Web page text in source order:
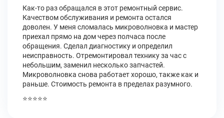
Как-то раз обращался в этот ремонтный сервис.
Качеством обслуживания и ремонта остался
доволен. У меня сломалась микроволновка и мастер
приехал прямо на дом через полчаса после
обращения. Сделал диагностику и определил
неисправность. Отремонтировал технику за час с
небольшим, заменил несколько запчастей.
Микроволновка снова работает хорошо, также как и
раньше. Стоимость ремонта в пределах разумного.
⭐⭐⭐⭐⭐